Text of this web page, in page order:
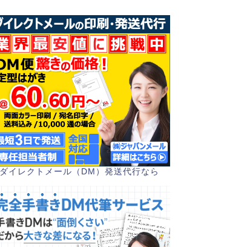
ダイレクトメール（DM）発送代行なら